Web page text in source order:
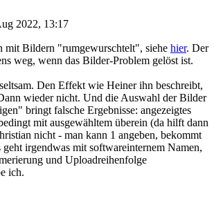
2022, 13:17
mit Bildern "rumgewurschtelt", siehe hier. Der
weg, wenn das Bilder-Problem gelöst ist.
Den Effekt wie Heiner ihn beschreibt,
wieder nicht. Und die Auswahl der Bilder
bringt falsche Ergebnisse: angezeigtes
mit ausgewähltem überein (da hilft dann
nicht - man kann 1 angeben, bekommt
geht irgendwas mit softwareinternem Namen,
und Uploadreihenfolge
ich.